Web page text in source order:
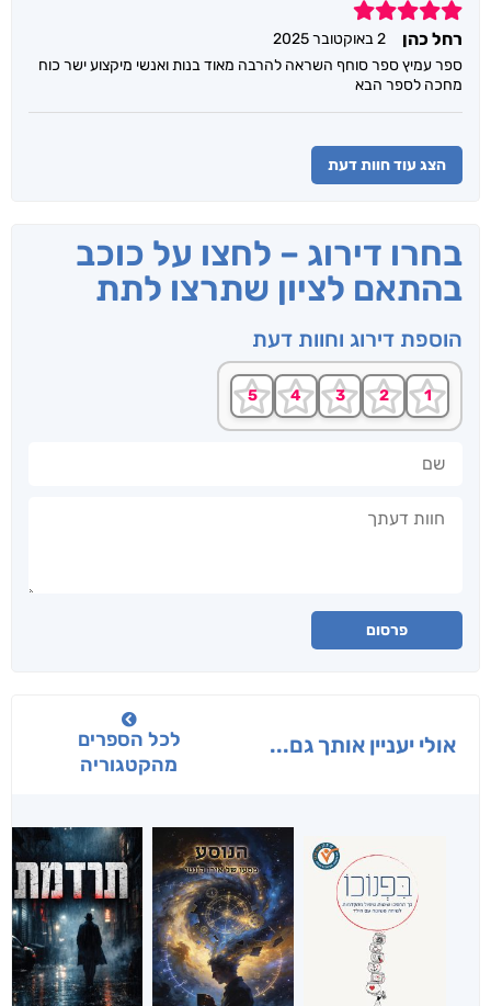
5
רחל כהן
2 באוקטובר 2025
ספר עמיץ ספר סוחף השראה להרבה מאוד בנות ואנשי מיקצוע ישר כוח
מחכה לספר הבא
הצג עוד חוות דעת
בחרו דירוג – לחצו על כוכב
בהתאם לציון שתרצו לתת
הוספת דירוג וחוות דעת
פרסום
אולי יעניין אותך גם...
לכל הספרים
מהקטגוריה